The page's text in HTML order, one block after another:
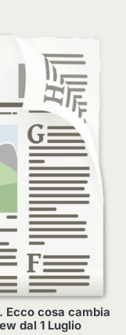
Ecco cosa cambia
dal 1 Luglio